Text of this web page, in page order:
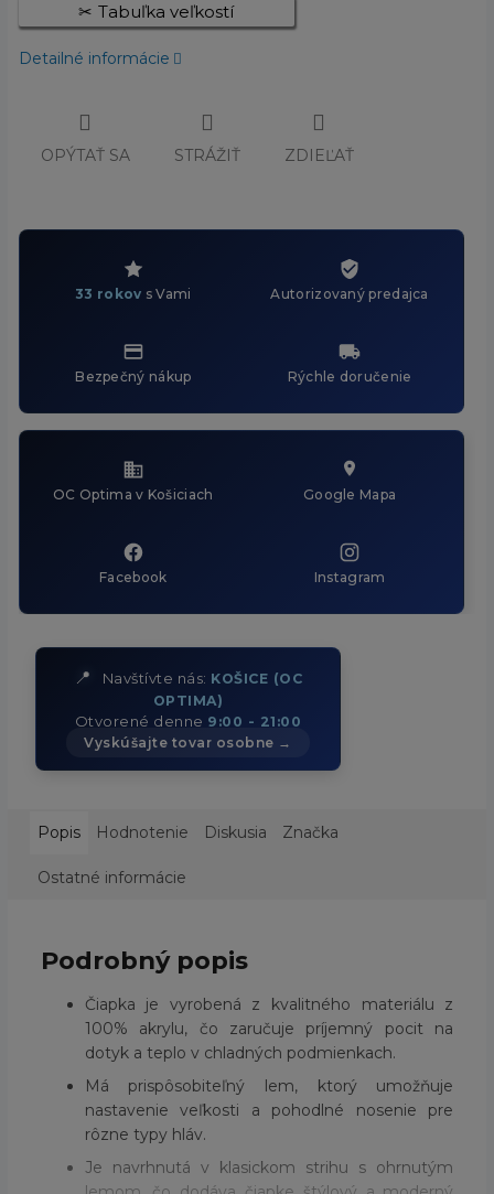
Tabuľka veľkostí
Detailné informácie
OPÝTAŤ SA STRÁŽIŤ ZDIEĽAŤ
33 rokov s Vami Autorizovaný predajca
Bezpečný nákup Rýchle doručenie
OC Optima v Košiciach Google Mapa
Facebook Instagram
📍 Navštívte nás: KOŠICE (OC
OPTIMA)
Otvorené denne 9:00 - 21:00
Vyskúšajte tovar osobne →
Popis Hodnotenie Diskusia Značka
Ostatné informácie
Podrobný popis
Čiapka je vyrobená z kvalitného materiálu z
100% akrylu, čo zaručuje príjemný pocit na
dotyk a teplo v chladných podmienkach.
Má prispôsobiteľný lem, ktorý umožňuje
nastavenie veľkosti a pohodlné nosenie pre
rôzne typy hláv.
Je navrhnutá v klasickom strihu s ohrnutým